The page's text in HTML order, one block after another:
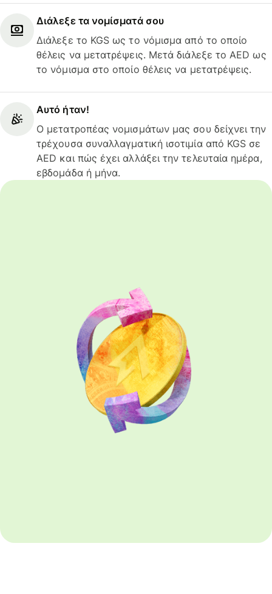
Διάλεξε τα νομίσματά σου
Διάλεξε το KGS ως το νόμισμα από το οποίο
θέλεις να μετατρέψεις. Μετά διάλεξε το AED ως
το νόμισμα στο οποίο θέλεις να μετατρέψεις.
Αυτό ήταν!
Ο μετατροπέας νομισμάτων μας σου δείχνει την
τρέχουσα συναλλαγματική ισοτιμία από KGS σε
AED και πώς έχει αλλάξει την τελευταία ημέρα,
εβδομάδα ή μήνα.